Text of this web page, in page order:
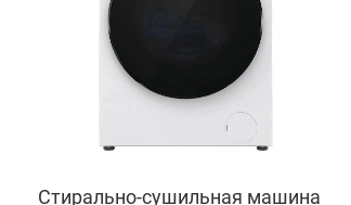
Стирально-сушильная машина